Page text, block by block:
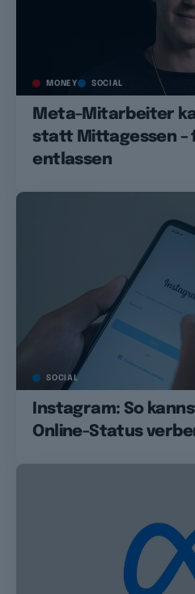
MONEY SOCIAL
Meta-Mitarbeiter
statt Mittagessen –
entlassen
SOCIAL
Instagram: So
Online-Status